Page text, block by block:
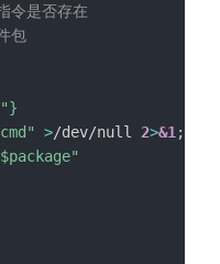
是否存在
包
" >/dev/null 2>&1 ;
$package"